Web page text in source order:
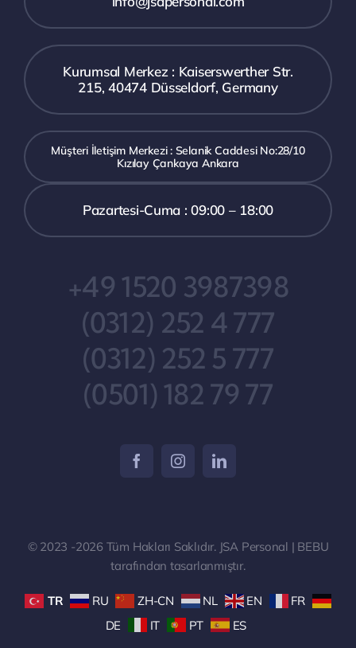
Kurumsal Merkez : Kaiserswerther Str.
215, 40474 Düsseldorf, Germany
Müşteri İletişim Merkezi : Selanik Caddesi No:28/10
Kızılay Çankaya Ankara
Pazartesi-Cuma : 09:00 – 18:00
+49 1520 3987398
(0312) 252 4 777
(0312) 252 5 777
(0501) 182 79 77
© 2023 -2026 Tüm Hakları Saklıdır. JSA Personal | BEBU
tarafından tasarlanmıştır.
TR RU ZH-CN NL EN
FR
DE
IT PT ES